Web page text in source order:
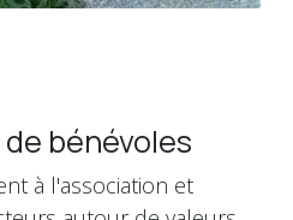
bénévoles
à l'association et